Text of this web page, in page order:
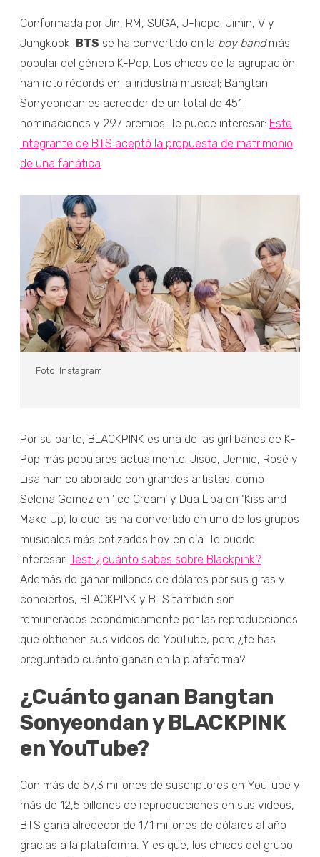
Conformada por Jin, RM, SUGA, J-hope, Jimin, V y
Jungkook, BTS se ha convertido en la boy bandmás
popular del género K-Pop. Los chicos de la agrupación
han roto récords en la industria musical; Bangtan
Sonyeondan es acreedor de un total de 451
nominaciones y 297 premios. Te puede interesar: Este
integrante de BTS aceptó la propuesta de matrimonio
de una fanática
Foto: Instagram
Por su parte, BLACKPINK es una de las girl bands de K-
Pop más populares actualmente. Jisoo, Jennie, Rosé y
Lisa han colaborado con grandes artistas, como
Selena Gomez en ‘Ice Cream’ y Dua Lipa en ‘Kiss and
Make Up’, lo que las ha convertido en uno de los grupos
musicales más cotizados hoy en día. Te puede
interesar: Test: ¿cuánto sabes sobre Blackpink?
Además de ganar millones de dólares por sus giras y
conciertos, BLACKPINK y BTS también son
remunerados económicamente por las reproducciones
que obtienen sus videos de YouTube, pero ¿te has
preguntado cuánto ganan en la plataforma?
¿Cuánto ganan Bangtan
Sonyeondan y BLACKPINK
en YouTube?
Con más de 57,3 millones de suscriptores en YouTube y
más de 12,5 billones de reproducciones en sus videos,
BTS gana alrededor de 17.1 millones de dólares al año
gracias a la plataforma. Y es que, los chicos del grupo